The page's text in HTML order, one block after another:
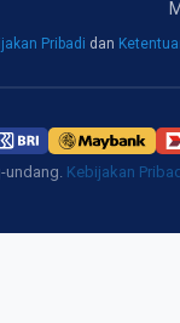
Pribadi dan
undang. Kebijakan